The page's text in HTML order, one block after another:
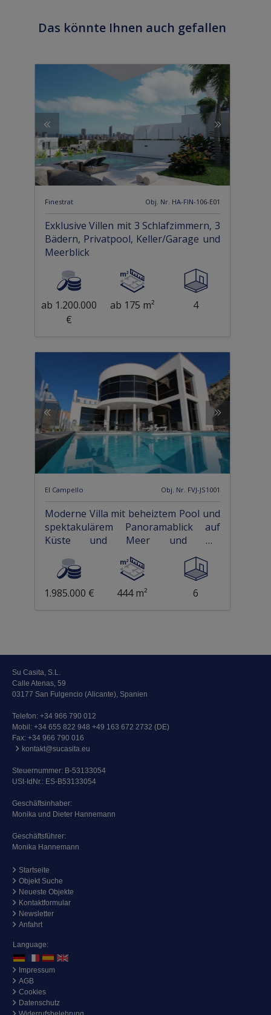
Das könnte Ihnen auch gefallen
Finestrat Obj. Nr. HA-FIN-106-E01
Exklusive Villen mit 3 Schlafzimmern, 3
Bädern, Privatpool, Keller/Garage und
Meerblick
ab 1.200.000
€
ab 175 m² 4
El Campello Obj. Nr. FVJ-JS1001
Moderne Villa mit beheiztem Pool und
spektakulärem Panoramablick auf
Küste und Meer und mit
1.985.000 € 444 m² 6
Su Casita, S.L.
Calle Atenas, 59
03177 San Fulgencio (Alicante), Spanien
Telefon: +34 966 790 012
Mobil: +34 655 822 948 +49 163 672 2732 (DE)
Fax: +34 966 790 016
kontakt@sucasita.eu
Steuernummer: B-53133054
USt-IdNr.: ES-B53133054
Geschäftsinhaber:
Monika und Dieter Hannemann
Geschäftsführer:
Monika Hannemann
Startseite
Objekt Suche
Neueste Objekte
Kontaktformular
Newsletter
Anfahrt
Language:
Impressum
AGB
Cookies
Datenschutz